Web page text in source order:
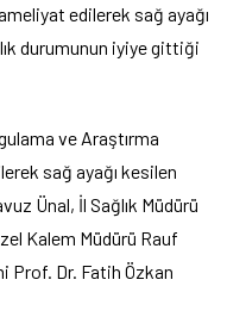
edilerek sağ ayağı
durumunun iyiye gittiği
ve Araştırma
sağ ayağı kesilen
Ünal, İl Sağlık Müdürü
Kalem Müdürü Rauf
Prof. Dr. Fatih Özkan